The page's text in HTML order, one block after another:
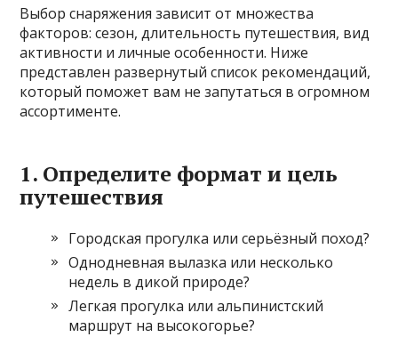
Выбор снаряжения зависит от множества
факторов: сезон, длительность путешествия, вид
активности и личные особенности. Ниже
представлен развернутый список рекомендаций,
который поможет вам не запутаться в огромном
ассортименте.
1. Определите формат и цель
путешествия
Городская прогулка или серьёзный поход?
Однодневная вылазка или несколько
недель в дикой природе?
Легкая прогулка или альпинистский
маршрут на высокогорье?